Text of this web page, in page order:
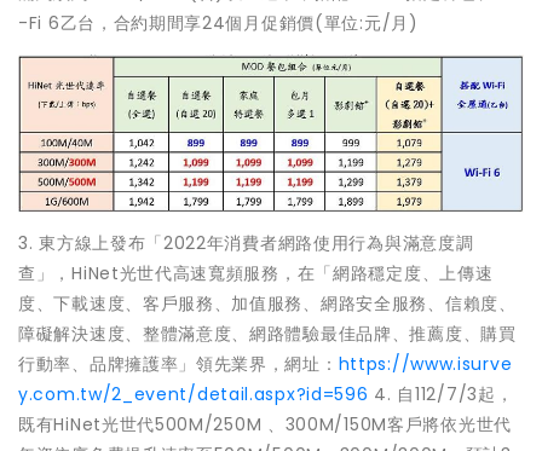
-Fi 6乙台，合約期間享24個月促銷價(單位:元/月)
3. 東方線上發布「2022年消費者網路使用行為與滿意度調
查」，HiNet光世代高速寬頻服務，在「網路穩定度、上傳速
度、下載速度、客戶服務、加值服務、網路安全服務、信賴度、
障礙解決速度、整體滿意度、網路體驗最佳品牌、推薦度、購買
行動率、品牌擁護率」領先業界，網址： https://www.isurve
y.com.tw/2_event/detail.aspx?id=596 4. 自112/7/3起，
既有HiNet光世代500M/250M 、300M/150M客戶將依光世代